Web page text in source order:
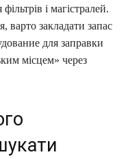
і магістралей.
варто закладати запас
для заправки
місцем» через